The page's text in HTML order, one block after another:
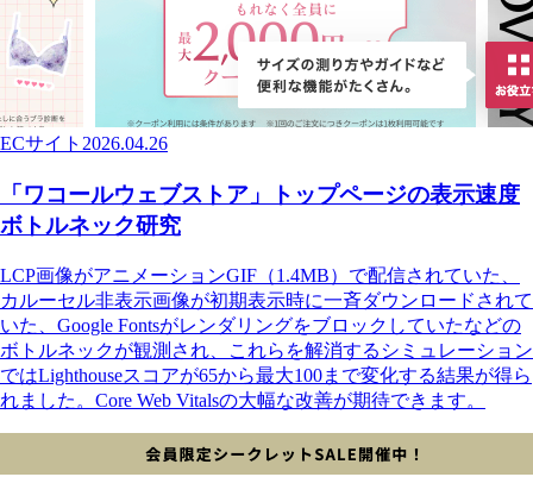
ECサイト 2026.04.26
「ワコールウェブストア」トップページの表示速度
ボトルネック研究
LCP画像がアニメーションGIF（1.4MB）で配信されていた、
カルーセル非表示画像が初期表示時に一斉ダウンロードされて
いた、Google Fontsがレンダリングをブロックしていたなどの
ボトルネックが観測され、これらを解消するシミュレーション
ではLighthouseスコアが65から最大100まで変化する結果が得ら
れました。Core Web Vitalsの大幅な改善が期待できます。